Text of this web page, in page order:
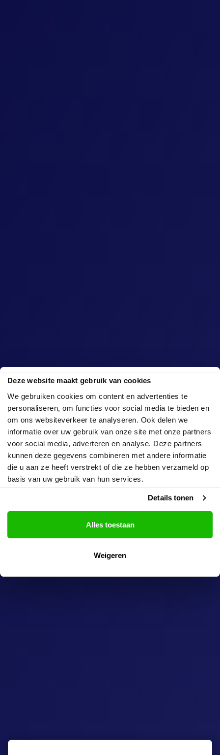
Deze website maakt gebruik van cookies
We gebruiken cookies om content en advertenties te
personaliseren, om functies voor social media te bieden en
om ons websiteverkeer te analyseren. Ook delen we
informatie over uw gebruik van onze site met onze partners
voor social media, adverteren en analyse. Deze partners
kunnen deze gegevens combineren met andere informatie
die u aan ze heeft verstrekt of die ze hebben verzameld op
basis van uw gebruik van hun services.
Details tonen
Alles toestaan
Weigeren